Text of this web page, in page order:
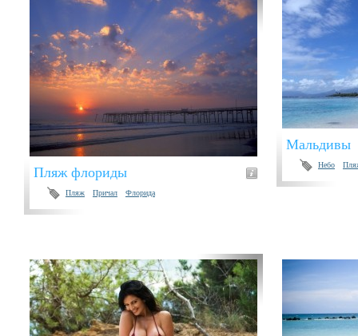
Пляж флориды
Пляж Причал Флорида
Мальдивы
Небо